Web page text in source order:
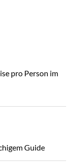
pro Person im
Guide